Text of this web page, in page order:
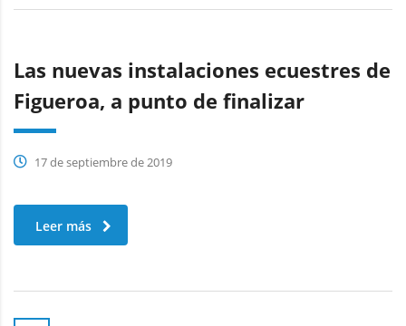
Las nuevas instalaciones ecuestres de
Figueroa, a punto de finalizar
17 de septiembre de 2019
Leer más